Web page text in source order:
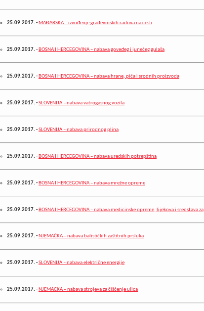
25.09.2017.- MAĐARSKA – izvođenje građevinskih radova na cesti
25.09.2017.- BOSNA I HERCEGOVINA – nabava goveđeg i junećeg gulaša
25.09.2017.- BOSNA I HERCEGOVINA – nabava hrane, pića i srodnih proizvoda
25.09.2017.-SLOVENIJA – nabava vatrogasnog vozila
25.09.2017.-SLOVENIJA – nabava prirodnog plina
25.09.2017.- BOSNA I HERCEGOVINA – nabava uredskih potrepština
25.09.2017.- BOSNA I HERCEGOVINA – nabava mrežne opreme
25.09.2017.- BOSNA I HERCEGOVINA – nabava medicinske opreme, lijekova i sredstava za
25.09.2017.-NJEMAČKA – nabava balističkih zaštitnih prsluka
25.09.2017.-SLOVENIJA – nabava električne energije
25.09.2017.-NJEMAČKA – nabava strojeva za čišćenje ulica